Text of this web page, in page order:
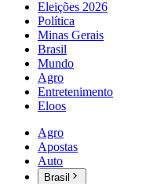
Eleições 2026
Política
Minas Gerais
Brasil
Mundo
Agro
Entretenimento
Eloos
Agro
Apostas
Auto
Brasil